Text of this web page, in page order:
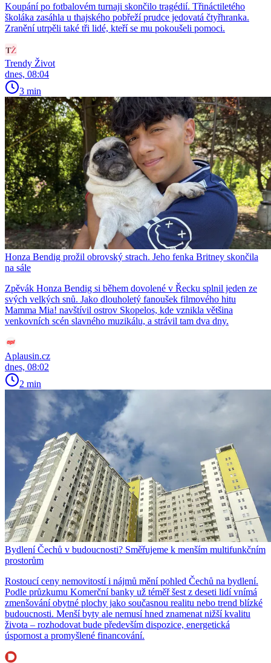
Koupání po fotbalovém turnaji skončilo tragédií. Třináctiletého
školáka zasáhla u thajského pobřeží prudce jedovatá čtyřhranka.
Zranění utrpěli také tři lidé, kteří se mu pokoušeli pomoci.
Trendy Život
dnes, 08:04
3 min
Honza Bendig prožil obrovský strach. Jeho fenka Britney skončila
na sále
Zpěvák Honza Bendig si během dovolené v Řecku splnil jeden ze
svých velkých snů. Jako dlouholetý fanoušek filmového hitu
Mamma Mia! navštívil ostrov Skopelos, kde vznikla většina
venkovních scén slavného muzikálu, a strávil tam dva dny.
Aplausin.cz
dnes, 08:02
2 min
Bydlení Čechů v budoucnosti? Směřujeme k menším multifunkčním
prostorům
Rostoucí ceny nemovitostí i nájmů mění pohled Čechů na bydlení.
Podle průzkumu Komerční banky už téměř šest z deseti lidí vnímá
zmenšování obytné plochy jako současnou realitu nebo trend blízké
budoucnosti. Menší byty ale nemusí hned znamenat nižší kvalitu
života – rozhodovat bude především dispozice, energetická
úspornost a promyšlené financování.